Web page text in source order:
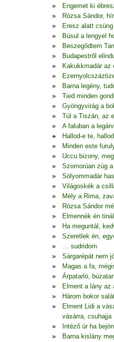
Engemet ki
Rózsa Sándor,
Eresz alatt
Búsul a lengyel
Beszegődtem
Budapestről
Kakukkmadár az
Barna legény,
Tied minden
Gyöngyvirág a
Túl a Tiszán, az
A faluban a
Hallod-e te,
Minden este
Uccu bizony,
Szomorúan zúg
Sólyommadár
Világoskék a
Mély a Rima,
Rózsa Sándor
Elmennék én
Ha meguntál,
Szeretlek én,
… sudridom
Sárgarépát nem
Magas a fa,
Árpatarló,
Elment a lány az
Három bokor
Elment Lidi a
vásárra, csuhajja
Intéző úr ha
Barna kislány